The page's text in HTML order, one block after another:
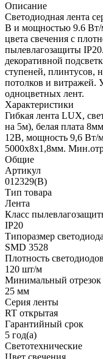
Описание
Светодиодная лента
В и мощностью 9.6 Вт/
цвета свечения с
пылевлагозащиты
декоративной
ступеней, плинтусов,
потолков и витражей.
одноцветных лент.
Характеристики
Гибкая лента LUX,
на 5м), белая плата
12В, мощность 9,6 Вт/
5000х8х1,8мм.
Общие
Артикул
012329(B)
Тип товара
Лента
Класс
IP20
Типоразмер светодиода
SMD 3528
Плотность светодиодов
120 шт/м
Минимальный отрезок
25 мм
Серия ленты
RT открытая
Гарантийный срок
5 год(а)
Светотехнические